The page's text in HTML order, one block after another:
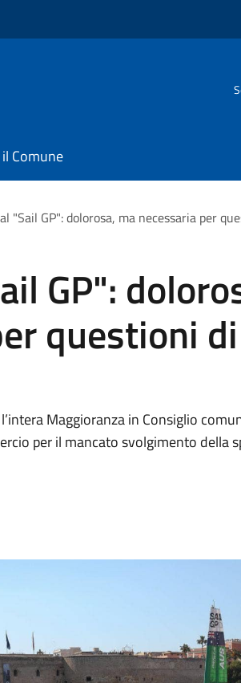
Comune
"Sail GP": dolorosa, ma necessaria per
GP":
questioni di
Maggioranza in Consiglio
per il mancato svolgimento della